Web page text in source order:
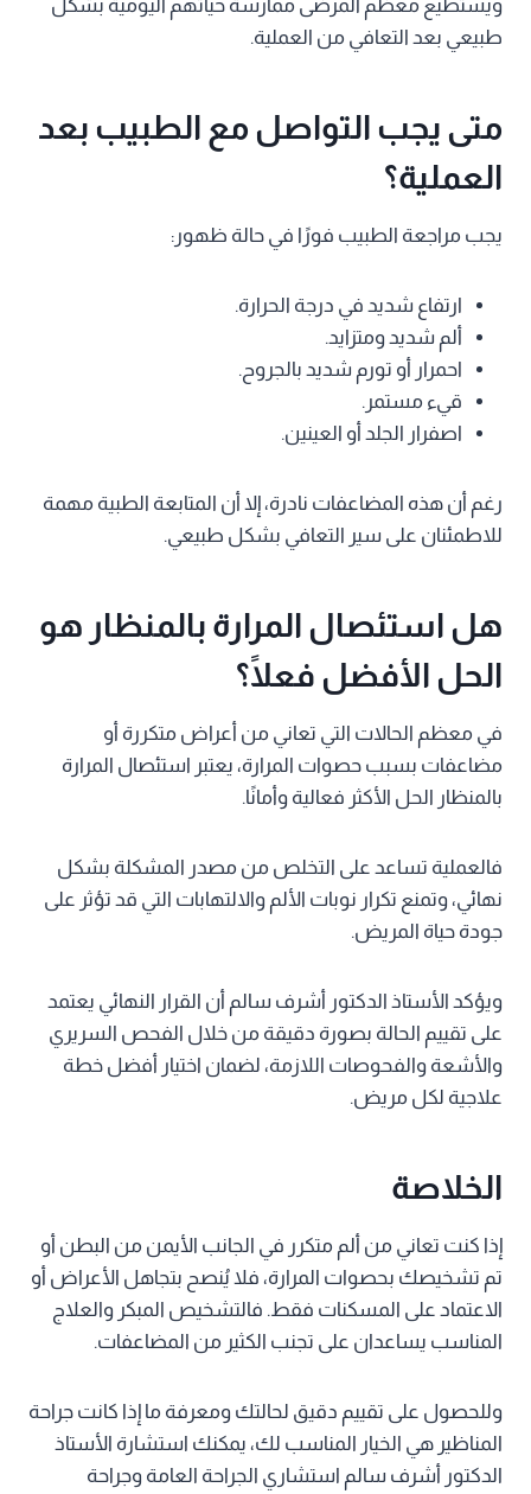
ويستطيع معظم المرضى ممارسة حياتهم اليومية بشكل
طبيعي بعد التعافي من العملية.
متى يجب التواصل مع الطبيب بعد
العملية؟
يجب مراجعة الطبيب فورًا في حالة ظهور:
ارتفاع شديد في درجة الحرارة.
ألم شديد ومتزايد.
احمرار أو تورم شديد بالجروح.
قيء مستمر.
اصفرار الجلد أو العينين.
رغم أن هذه المضاعفات نادرة، إلا أن المتابعة الطبية مهمة
للاطمئنان على سير التعافي بشكل طبيعي.
هل استئصال المرارة بالمنظار هو
الحل الأفضل فعلًا؟
في معظم الحالات التي تعاني من أعراض متكررة أو
مضاعفات بسبب حصوات المرارة، يعتبر استئصال المرارة
بالمنظار الحل الأكثر فعالية وأمانًا.
فالعملية تساعد على التخلص من مصدر المشكلة بشكل
نهائي، وتمنع تكرار نوبات الألم والالتهابات التي قد تؤثر على
جودة حياة المريض.
ويؤكد الأستاذ الدكتور أشرف سالم أن القرار النهائي يعتمد
على تقييم الحالة بصورة دقيقة من خلال الفحص السريري
والأشعة والفحوصات اللازمة، لضمان اختيار أفضل خطة
علاجية لكل مريض.
الخلاصة
إذا كنت تعاني من ألم متكرر في الجانب الأيمن من البطن أو
تم تشخيصك بحصوات المرارة، فلا يُنصح بتجاهل الأعراض أو
الاعتماد على المسكنات فقط. فالتشخيص المبكر والعلاج
المناسب يساعدان على تجنب الكثير من المضاعفات.
وللحصول على تقييم دقيق لحالتك ومعرفة ما إذا كانت جراحة
المناظير هي الخيار المناسب لك، يمكنك استشارة الأستاذ
الدكتور أشرف سالم استشاري الجراحة العامة وجراحة